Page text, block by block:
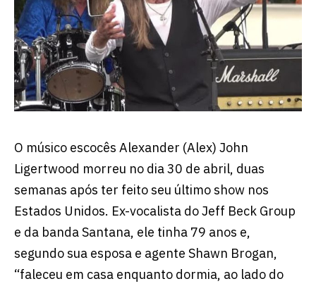
O músico escocês Alexander (Alex) John
Ligertwood morreu no dia 30 de abril, duas
semanas após ter feito seu último show nos
Estados Unidos. Ex-vocalista do Jeff Beck Group
e da banda Santana, ele tinha 79 anos e,
segundo sua esposa e agente Shawn Brogan,
“faleceu em casa enquanto dormia, ao lado do